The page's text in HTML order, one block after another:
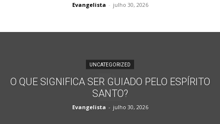
Evangelista - julho 30, 2026
UNCATEGORIZED
O QUE SIGNIFICA SER GUIADO PELO ESPÍRITO
SANTO?
Evangelista - julho 30, 2026